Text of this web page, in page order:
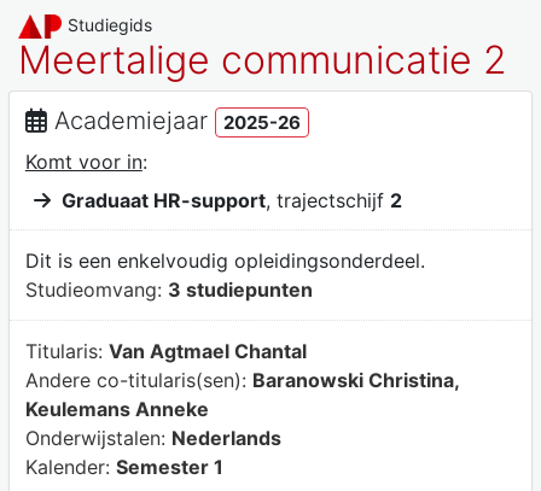
Studiegids
Meertalige communicatie 2
Academiejaar 2025-26
Komt voor in:
Graduaat HR-support, trajectschijf 2
Dit is een enkelvoudig opleidingsonderdeel.
Studieomvang: 3 studiepunten
Titularis: Van Agtmael Chantal
Andere co-titularis(sen): Baranowski Christina,
Keulemans Anneke
Onderwijstalen: Nederlands
Kalender: Semester 1